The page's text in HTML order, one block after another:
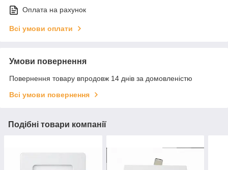
Оплата на рахунок
Всі умови оплати
Умови повернення
Повернення товару впродовж 14 днів за домовленістю
Всі умови повернення
Подібні товари компанії